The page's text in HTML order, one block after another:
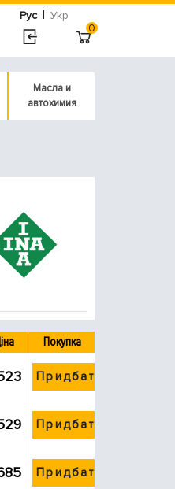
Рус | Укр
0
Масла и
автохимия
Покупка
Придбати
Придбати
Придбати